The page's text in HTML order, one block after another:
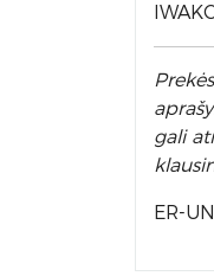
Prek
gali
ER-